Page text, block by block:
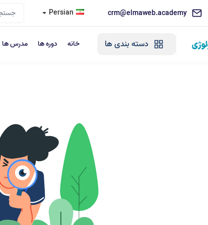
crm@elmaweb.academy
Persian
دسته بندی ها خانه دوره ها مدرس ها